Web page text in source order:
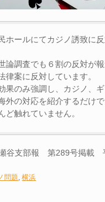
ホールにてカジノ誘致に
論調査でも６割の反対が
律案に反対しています。
果のみ強調し、カジノ、
外の対応を紹介するだけ
ど触れていません。
谷支部報 第289号掲載
問題 ,横浜